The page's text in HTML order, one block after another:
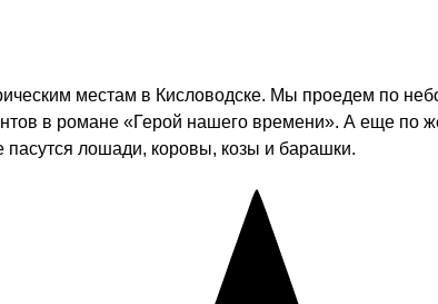
местам в Кисловодске. Мы проедем по
в романе «Герой нашего времени». А еще по
лошади, коровы, козы и барашки.